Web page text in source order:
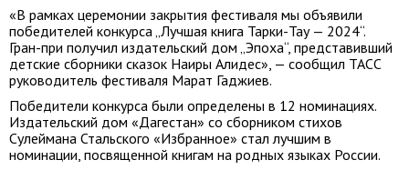
«В рамках церемонии закрытия фестиваля мы объявили
победителей конкурса „Лучшая книга Тарки-Тау — 2024“.
Гран-при получил издательский дом „Эпоха“, представивший
детские сборники сказок Наиры Алидес», — сообщил ТАСС
руководитель фестиваля Марат Гаджиев.
Победители конкурса были определены в 12 номинациях.
Издательский дом «Дагестан» со сборником стихов
Сулеймана Стальского «Избранное» стал лучшим в
номинации, посвященной книгам на родных языках России.